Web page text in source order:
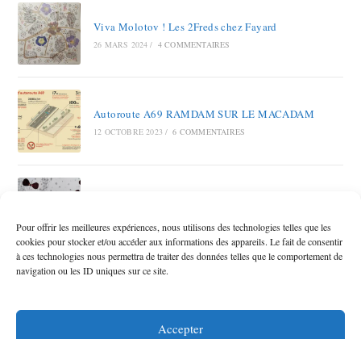
Pour offrir les meilleures expériences, nous utilisons des technologies telles que les
cookies pour stocker et/ou accéder aux informations des appareils. Le fait de consentir
à ces technologies nous permettra de traiter des données telles que le comportement de
navigation ou les ID uniques sur ce site.
Accepter
Viva Molotov ! Les 2Freds chez Fayard
26 MARS 2024 / 4 COMMENTAIRES
Autoroute A69 RAMDAM SUR LE MACADAM
12 OCTOBRE 2023 / 6 COMMENTAIRES